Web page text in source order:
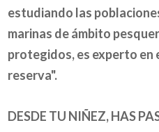
estudiando las
marinas de ámbito
protegidos, es experto
reserva".
DESDE TU NIÑEZ, HAS